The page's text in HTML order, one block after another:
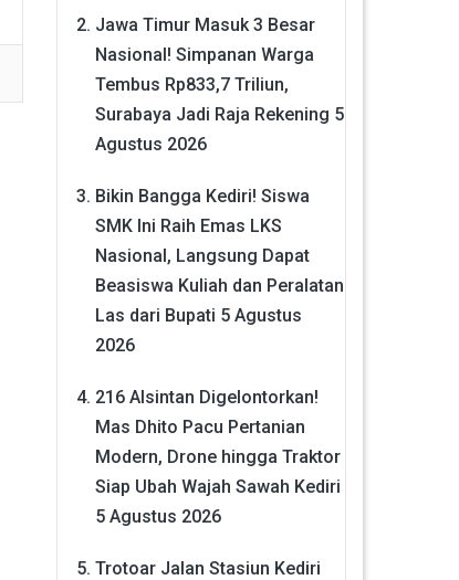
Jawa Timur Masuk 3 Besar
Nasional! Simpanan Warga
Tembus Rp833,7 Triliun,
Surabaya Jadi Raja Rekening 5
Agustus 2026
Bikin Bangga Kediri! Siswa
SMK Ini Raih Emas LKS
Nasional, Langsung Dapat
Beasiswa Kuliah dan Peralatan
Las dari Bupati 5 Agustus
2026
216 Alsintan Digelontorkan!
Mas Dhito Pacu Pertanian
Modern, Drone hingga Traktor
Siap Ubah Wajah Sawah Kediri
5 Agustus 2026
Trotoar Jalan Stasiun Kediri